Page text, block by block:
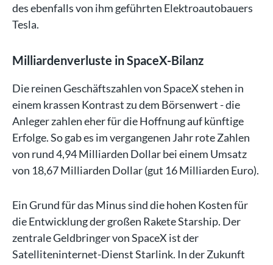
des ebenfalls von ihm geführten Elektroautobauers
Tesla.
Milliardenverluste in SpaceX-Bilanz
Die reinen Geschäftszahlen von SpaceX stehen in
einem krassen Kontrast zu dem Börsenwert - die
Anleger zahlen eher für die Hoffnung auf künftige
Erfolge. So gab es im vergangenen Jahr rote Zahlen
von rund 4,94 Milliarden Dollar bei einem Umsatz
von 18,67 Milliarden Dollar (gut 16 Milliarden Euro).
Ein Grund für das Minus sind die hohen Kosten für
die Entwicklung der großen Rakete Starship. Der
zentrale Geldbringer von SpaceX ist der
Satelliteninternet-Dienst Starlink. In der Zukunft